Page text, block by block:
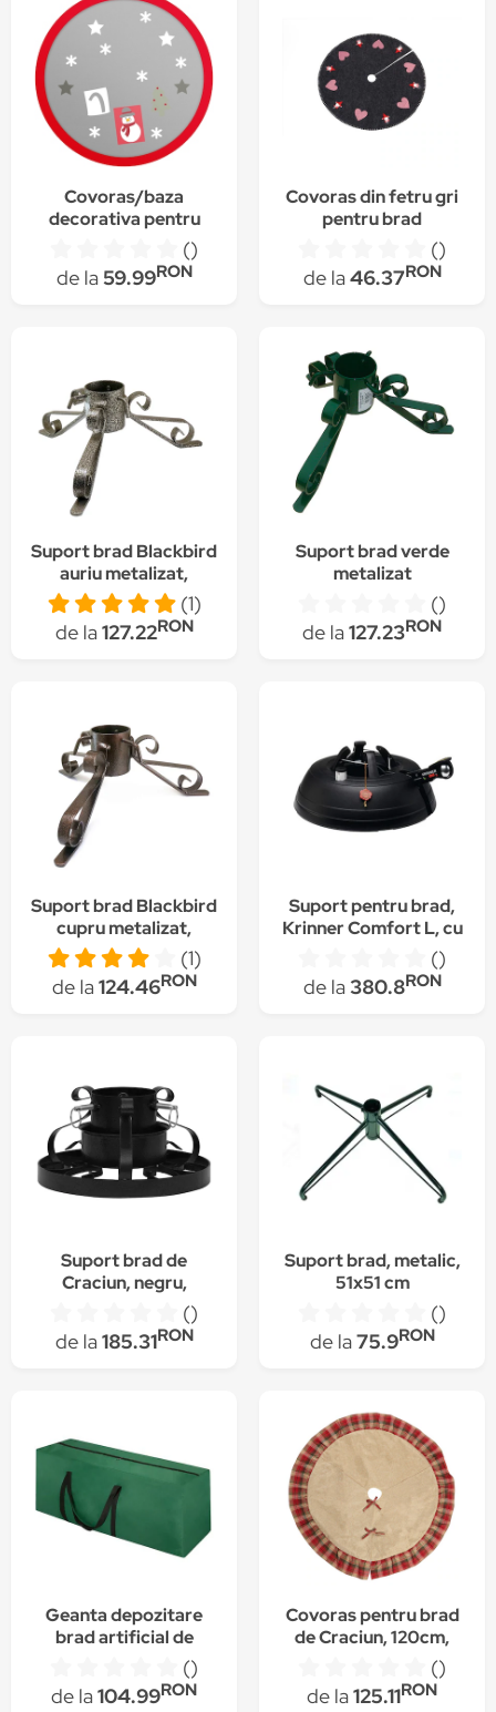
Covoras/baza
decorativa pentru
diametru 97 cm,
poliester, rosu / gri
()
de la59.99RON
Covoras din fetru gri
pentru brad
()
de la46.37RON
Suport brad Blackbird
auriu metalizat,
diametru 7 cm(1)
de la127.22RON
Suport brad verde
metalizat
()
de la127.23RON
Suport brad Blackbird
cupru metalizat,
diametru 7 cm(1)
de la124.46RON
Suport pentru brad,
Krinner Comfort L, cu
rezervor de apa si
diametrul reglabil,
plastic, negru, 2.7 m
()
de la380.8RON
Suport brad de
Craciun, negru,
29x29x15,5 cm()
de la185.31RON
Suport brad, metalic,
51x51 cm
()
de la75.9RON
Geanta depozitare
brad artificial de
Craciun 130x38x50,
()
de la104.99RON
Covoras pentru brad
de Craciun, 120cm,
()
de la125.11RON